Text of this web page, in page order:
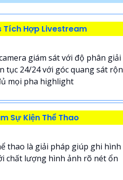
Tích Hợp Livestream
giám sát với độ phân giải
tục 24/24 với góc quang sát
mọi pha highlight
Sự Kiện Thể Thao
thao là giải pháp giúp ghi hình
chất lượng hình ảnh rõ nét ổn